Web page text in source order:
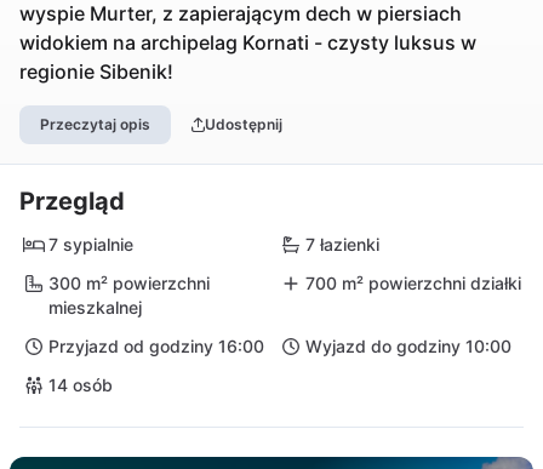
wyspie Murter, z zapierającym dech w piersiach
widokiem na archipelag Kornati - czysty luksus w
regionie Sibenik!
Przeczytaj opis Udostępnij
Przegląd
7 sypialnie
7 łazienki
300 m² powierzchni
mieszkalnej
700 m² powierzchni działki
Przyjazd od godziny 16:00
Wyjazd do godziny 10:00
14 osób